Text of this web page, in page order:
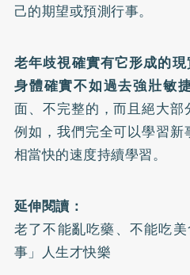
己的期望或預測行事。
老年歧視確實有它形成的
身體確實不如過去強壯敏捷
面、不完整的，而且絕大部
例如，我們完全可以學習
相當快的速度持續學習。
延伸閱讀：
老了不能亂吃藥、不能吃
事」人生才快樂